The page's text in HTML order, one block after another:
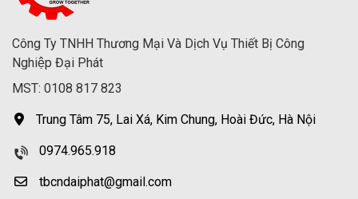
Công Ty TNHH Thương Mại Và Dịch Vụ Thiết Bị Công
Nghiệp Đại Phát
MST: 0108 817 823
Trung Tâm 75, Lai Xá, Kim Chung, Hoài Đức, Hà Nội
0974.965.918
tbcndaiphat@gmail.com